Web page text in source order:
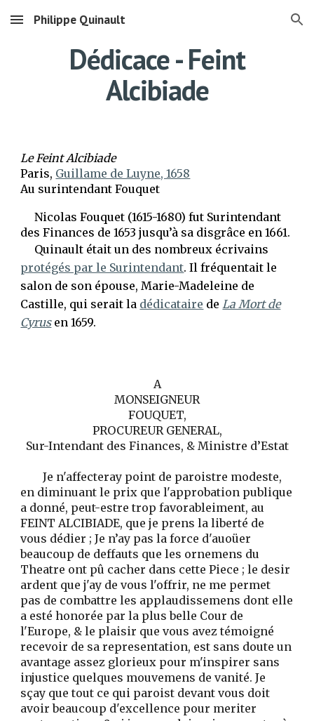
Skip to main content Skip to navigation
Philippe Quinault
Dédicace - Feint
Alcibiade
Le Feint Alcibiade
Paris, Guillame de Luyne, 1658
Au surintendant Fouquet
Nicolas Fouquet (1615-1680) fut Surintendant
des Finances de 1653 jusqu’à sa disgrâce en 1661.
Quinault était un des nombreux écrivains
protégés par le Surintendant. Il fréquentait le
salon de son épouse, Marie-Madeleine de
Castille, qui serait la dédicataire deLa Mort de
Cyrusen 1659.
A
MONSEIGNEUR
FOUQUET,
PROCUREUR GENERAL,
Sur-Intendant des Finances, & Ministre d’Estat
Je n'affecteray point de paroistre modeste,
en diminuant le prix que l'approbation publique
a donné, peut-estre trop favorableiment, au
FEINT ALCIBIADE, que je prens la liberté de
vous dédier ; Je n’ay pas la force d'auoüer
beaucoup de deffauts que les ornemens du
Theatre ont pû cacher dans cette Piece ; le desir
ardent que j'ay de vous l'offrir, ne me permet
pas de combattre les applaudissemens dont elle
a esté honorée par la plus belle Cour de
l'Europe, & le plaisir que vous avez témoigné
recevoir de sa representation, est sans doute un
avantage assez glorieux pour m'inspirer sans
injustice quelques mouvemens de vanité. Je
sçay que tout ce qui paroist devant vous doit
avoir beaucoup d'excellence pour meriter